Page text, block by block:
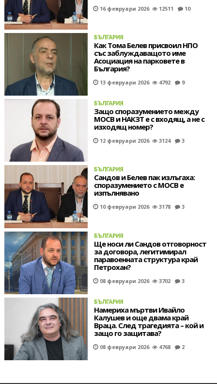
16 февруари 2026 12511 10
БЪЛГАРИЯ
Как Тома Белев присвоил НПО
със заблуждаващото име
Асоциация на парковете в
България?
13 февруари 2026 4792 9
БЪЛГАРИЯ
Защо споразумението между
МОСВ и НАКЗТ е с входящ, а не с
изходящ номер?
12 февруари 2026 3124 3
БЪЛГАРИЯ
Сандов и Белев пак излъгаха:
споразумението с МОСВ е
изпълнявано
10 февруари 2026 3178 3
БЪЛГАРИЯ
Ще носи ли Сандов отговорност
за договора, легитимирал
паравоенната структура край
Петрохан?
08 февруари 2026 3702 3
БЪЛГАРИЯ
Намериха мъртви Ивайло
Калушев и още двама край
Враца. След трагедията – кой и
защо го защитава?
08 февруари 2026 4768 2